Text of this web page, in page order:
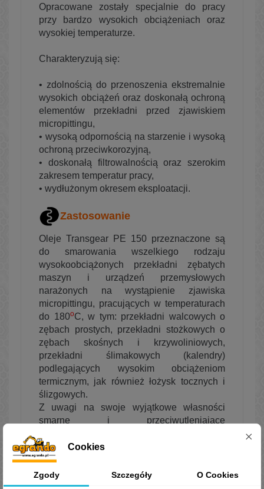
Opracowane zostały specjalnie do pracy
przy bardzo wysokich obciążeniach oraz
wysokiej temperaturze.
Charakteryzują się:
• zdolnością do przenoszenia ekstremalnie
wysokich obciążeń oraz doskonałą ochroną
elementów przekładni przed zjawiskiem
micropittingu,
• wysoką odpornością na starzenie i wysoką
ochroną przeciwkorozyjną,
• doskonałą filtrowalnością oraz szerokim
zakresem temperatur pracy,
• wydłużonym okresem eksploatacji.
Zastosowanie
Oleje Transgear PE 150 przeznaczone są
do smarowania wszelkiego rodzaju
wysokoobciążonych przekładni zębatych
maszyn i urządzeń przemysłowych
narażonych na wystąpienie zjawiska
micropittingu, pracujących w temperaturach
do 180oC, w tym: przekładni walcowych o
zębach prostych, przekładni stożkowych o
zębach skośnych i krzywoliniowych,
przekładni ślimakowych (kalendry)
podlegających wysokim obciążeniom
termicznym, jak również łożysk tocznych i
ślizgowych.
Z uwagi na swoje wyjątkowe własności
smarne i przeciwutleniające
przekładni turbin wiatrowych pracujących w
ciężkich warunkach.
Cookies
Zgody Szczegóły O Cookies